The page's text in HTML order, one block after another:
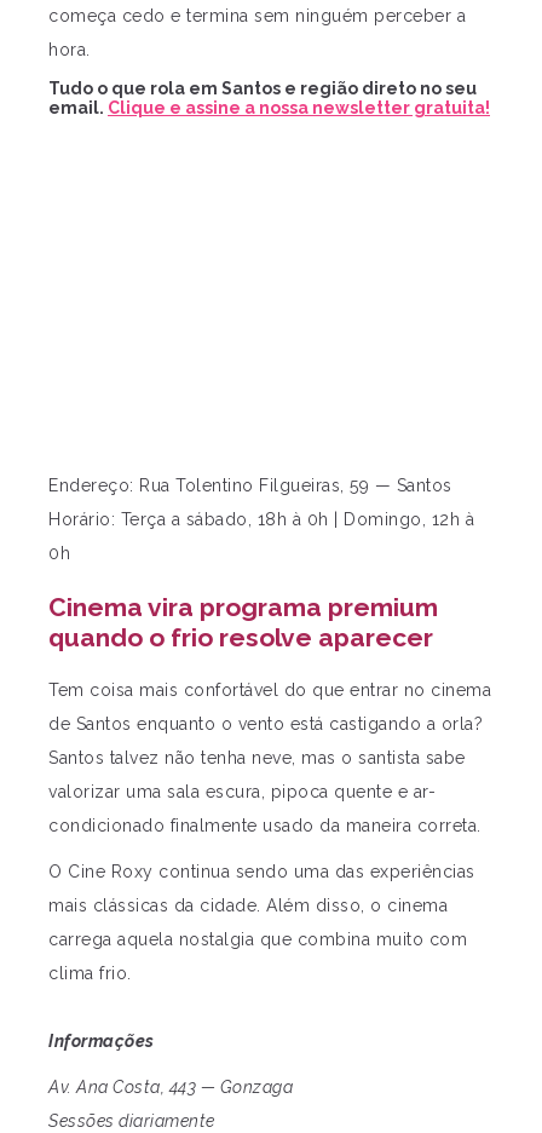
começa cedo e termina sem ninguém perceber a
hora.
Tudo o que rola em Santos e região direto no seu
email. Clique e assine a nossa newsletter gratuita!
Endereço: Rua Tolentino Filgueiras, 59 — Santos
Horário: Terça a sábado, 18h à 0h | Domingo, 12h à
0h
Cinema vira programa premium
quando o frio resolve aparecer
Tem coisa mais confortável do que entrar no cinema
de Santos enquanto o vento está castigando a orla?
Santos talvez não tenha neve, mas o santista sabe
valorizar uma sala escura, pipoca quente e ar-
condicionado finalmente usado da maneira correta.
O Cine Roxy continua sendo uma das experiências
mais clássicas da cidade. Além disso, o cinema
carrega aquela nostalgia que combina muito com
clima frio.
Informações
Av. Ana Costa, 443 — Gonzaga
Sessões diariamente